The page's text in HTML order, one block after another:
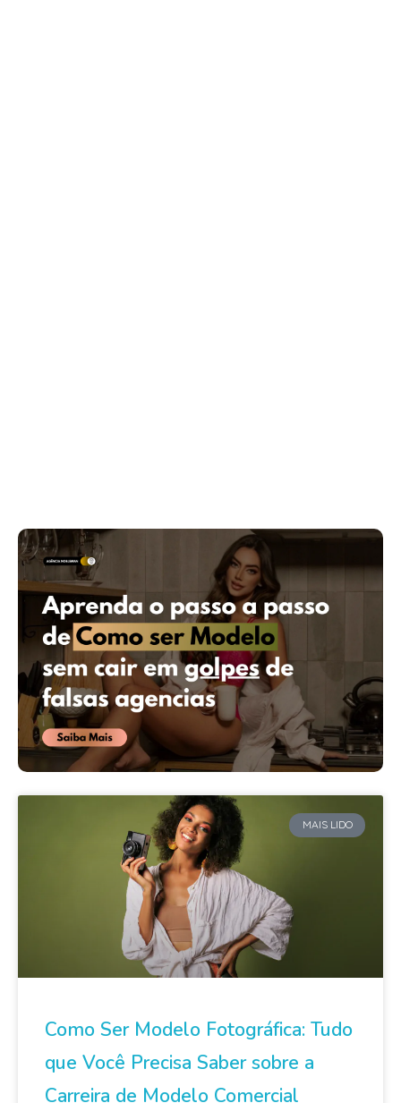
MAIS LIDO
Como Ser Modelo Fotográfica: Tudo
que Você Precisa Saber sobre a
Carreira de Modelo Comercial